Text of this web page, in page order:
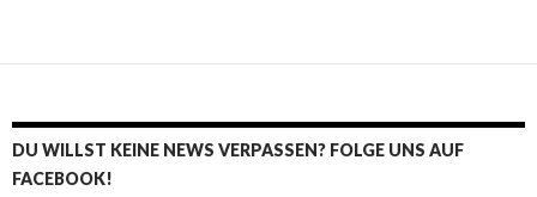
DU WILLST KEINE NEWS VERPASSEN? FOLGE UNS AUF
FACEBOOK!